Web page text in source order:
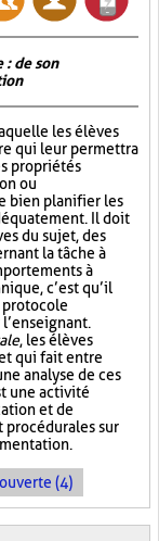
: de son
les élèves
qui leur permettra
propriétés
ou
bien planifier les
Il doit
du sujet, des
la tâche à
à
c’est qu’il
, les élèves
qui fait entre
analyse de ces
une activité
et de
procédurales sur
(4)